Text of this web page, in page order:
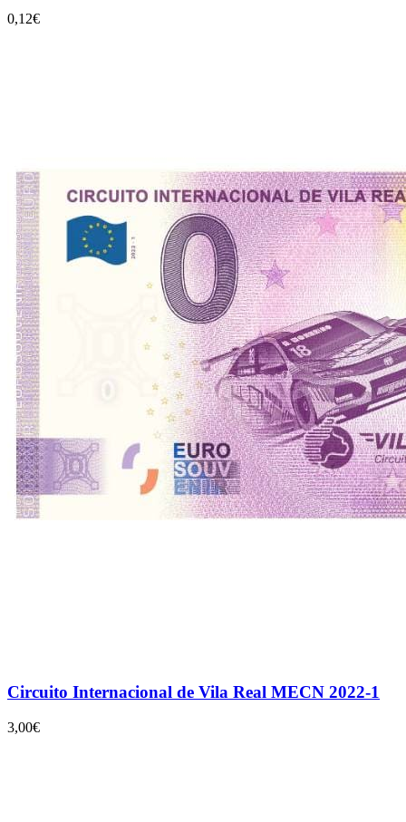
0,12€
Circuito Internacional de Vila Real MECN 2022-1
3,00€